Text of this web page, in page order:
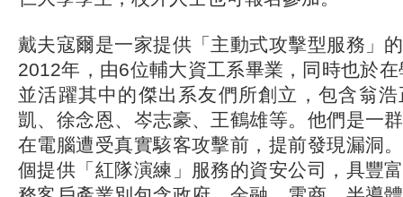
戴夫寇爾是一家提供「主動式攻擊型服務」
2012年，由6位輔大資工系畢業，同時也於
並活躍其中的傑出系友們所創立，包含翁
凱、徐念恩、岑志豪、王鶴雄等。他們是一
在電腦遭受真實駭客攻擊前，提前發現漏洞
個提供「紅隊演練」服務的資安公司，具豐